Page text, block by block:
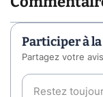
Participer à
Partagez votre